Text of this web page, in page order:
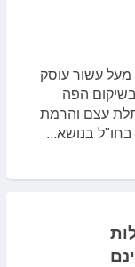
מעל עשור עוסק
הפה
עצם והרמת
בנושא...